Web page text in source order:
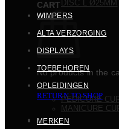
CART
No products in the
RETURN TO SHOP
DISC L Ø25MM
WIMPERS
ALTA VERZORGING
DISPLAYS
TOEBEHOREN
OPLEIDINGEN
PEDICURE
MANICURE
MERKEN